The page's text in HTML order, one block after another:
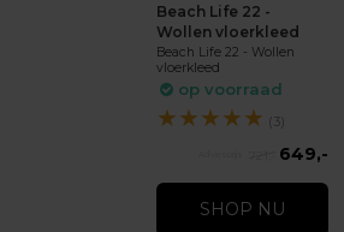
Beach Life 22 -
Wollen vloerkleed
Beach Life 22 - Wollen
vloerkleed
op voorraad
★★★★★ (3)
649,-
SHOP NU